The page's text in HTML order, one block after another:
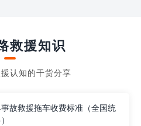
救援知识
认知的干货分享
事故救援拖车收费标准（全国统